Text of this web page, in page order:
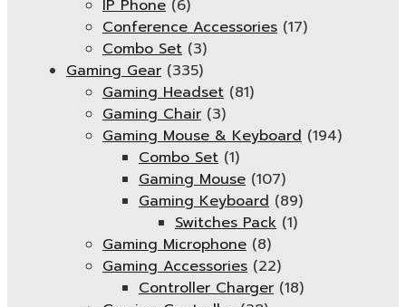
IP Phone (6)
Conference Accessories (17)
Combo Set (3)
Gaming Gear (335)
Gaming Headset (81)
Gaming Chair (3)
Gaming Mouse & Keyboard (194)
Combo Set (1)
Gaming Mouse (107)
Gaming Keyboard (89)
Switches Pack (1)
Gaming Microphone (8)
Gaming Accessories (22)
Controller Charger (18)